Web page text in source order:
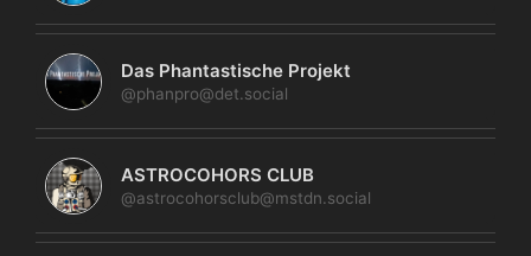
Das Phantastische Projekt
@phanpro@det.social
ASTROCOHORS CLUB
@astrocohorsclub@mstdn.social